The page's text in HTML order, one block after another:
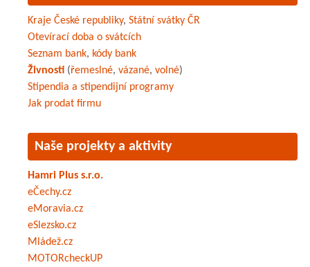
Kraje České republiky, Státní svátky ČR
Otevírací doba o svátcích
Seznam bank, kódy bank
Živnosti (řemeslné, vázané, volné)
Stipendia a stipendijní programy
Jak prodat firmu
Naše projekty a aktivity
Hamri Plus s.r.o.
eČechy.cz
eMoravia.cz
eSlezsko.cz
Mládež.cz
MOTORcheckUP